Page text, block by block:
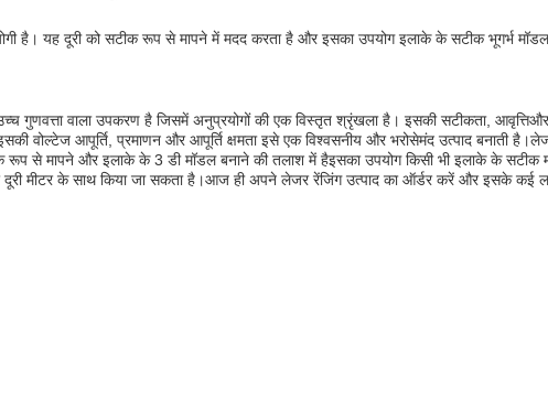
है। यह दूरी को सटीक रूप से मापने में मदद करता है और इसका उपयोग इलाके के सटीक भूगर्भ
वाला उपकरण है जिसमें अनुप्रयोगों की एक विस्तृत श्रृंखला है। इसकी सटीकता, आवृत्तिऔर
वोल्टेज आपूर्ति, प्रमाणन और आपूर्ति क्षमता इसे एक विश्वसनीय और भरोसेमंद उत्पाद बनाती
रूप से मापने और इलाके के 3 डी मॉडल बनाने की तलाश में हैइसका उपयोग किसी भी इलाके के सटीक
दूरी मीटर के साथ किया जा सकता है।आज ही अपने लेजर रेंजिंग उत्पाद का ऑर्डर करें और इसके कई